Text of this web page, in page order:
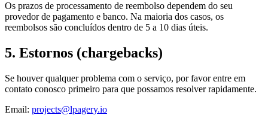
Os prazos de processamento de reembolso dependem do seu
provedor de pagamento e banco. Na maioria dos casos, os
reembolsos são concluídos dentro de 5 a 10 dias úteis.
5. Estornos (chargebacks)
Se houver qualquer problema com o serviço, por favor entre em
contato conosco primeiro para que possamos resolver rapidamente.
Email: projects@lpagery.io